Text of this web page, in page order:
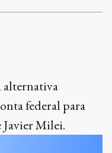
alternativa
federal para
Milei.